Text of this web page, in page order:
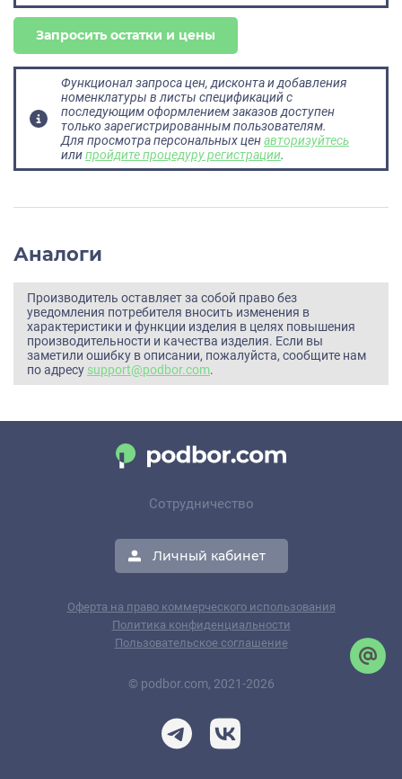
Запросить остатки и цены
Функционал запроса цен, дисконта и добавления
номенклатуры в листы спецификаций с
последующим оформлением заказов доступен
только зарегистрированным пользователям.
Для просмотра персональных ценавторизуйтесь
илипройдите процедуру регистрации.
Аналоги
Производитель оставляет за собой право без
уведомления потребителя вносить изменения в
характеристики и функции изделия в целях повышения
производительности и качества изделия. Если вы
заметили ошибку в описании, пожалуйста, сообщите нам
по адресу support@podbor.com.
Сотрудничество
Личный кабинет
Оферта на право коммерческого использования
Политика конфиденциальности
Пользовательское соглашение
© podbor.com, 2021-2026